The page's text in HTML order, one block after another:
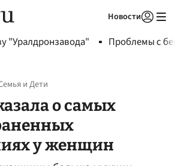
Новости
"Уралдронзавода" Проблемы с
и Дети
о самых
у женщин